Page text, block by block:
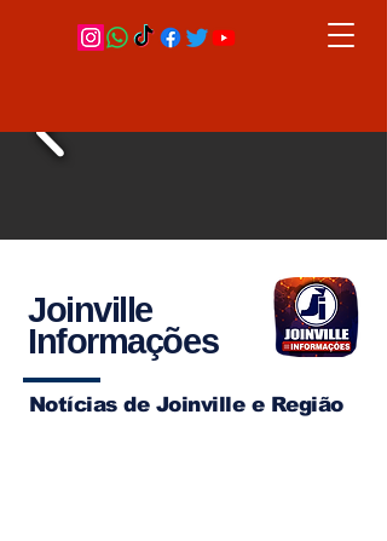
Joinville
Informações
Notícias de Joinville e Região